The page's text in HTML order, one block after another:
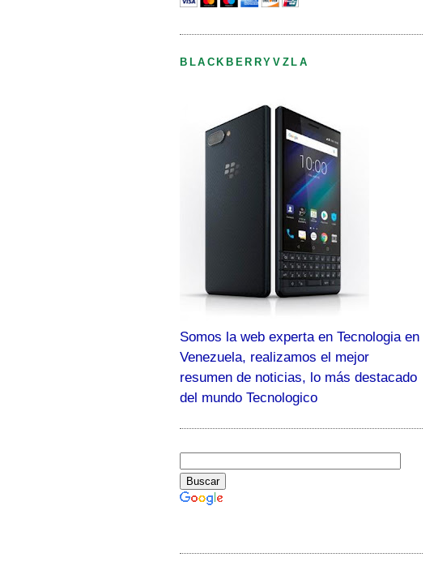
BLACKBERRYVZLA
Somos la web experta en Tecnologia en
Venezuela, realizamos el mejor
resumen de noticias, lo más destacado
del mundo Tecnologico